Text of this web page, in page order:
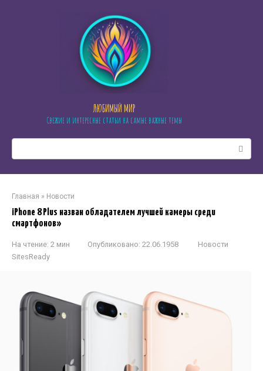
ЛЮБИМЫЙ МИР
Свежие и интересные статьи на самые важные темы
Главная » Новости
iPhone 8 Plus назван обладателем лучшей камеры среди
смартфонов»
На чтение: 2 мин Опубликовано: 22.06.1958
Новости
SitesReady